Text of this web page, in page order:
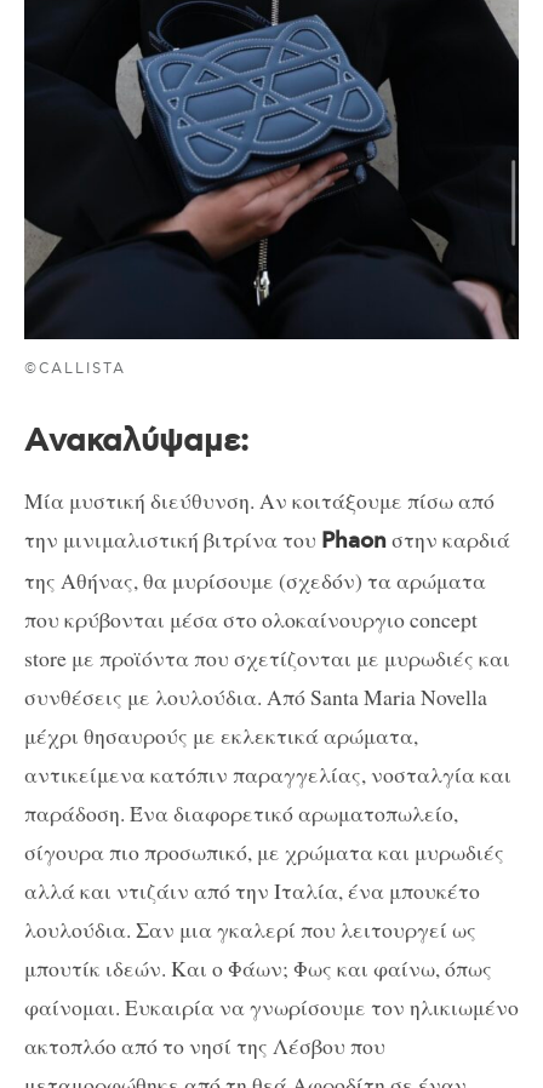
©CALLISTA
Aνακαλύψαμε:
Μία μυστική διεύθυνση. Αν κοιτάξουμε πίσω από
την μινιμαλιστική βιτρίνα του Phaonστην καρδιά
της Αθήνας, θα μυρίσουμε (σχεδόν) τα αρώματα
που κρύβονται μέσα στο ολοκαίνουργιοconcept
store με προϊόντα που σχετίζονται με μυρωδιές και
συνθέσεις με λουλούδια. ΑπόSanta Maria Novella
μέχρι θησαυρούς με εκλεκτικά αρώματα,
αντικείμενα κατόπιν παραγγελίας, νοσταλγία και
παράδοση. Ένα διαφορετικό αρωματοπωλείο,
σίγουρα πιο προσωπικό, με χρώματα και μυρωδιές
αλλά και ντιζάιν από την Ιταλία, ένα μπουκέτο
λουλούδια. Σαν μια γκαλερί που λειτουργεί ως
μπουτίκ ιδεών. Και ο Φάων; Φως και φαίνω, όπως
φαίνομαι. Eυκαιρία να γνωρίσουμε τον ηλικιωμένο
ακτοπλόο από το νησί της Λέσβου που